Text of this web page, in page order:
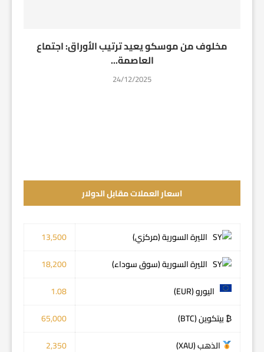
مخلوف من موسكو يعيد ترتيب الأوراق: اجتماع
العاصمة...
24/12/2025
اسعار العملات مقابل الدولار
الليرة السورية (مركزي)
13,500
الليرة السورية (سوق سوداء)
18,200
اليورو (EUR)
1.08
₿ بيتكوين (BTC)
65,000
الذهب (XAU)
2,350